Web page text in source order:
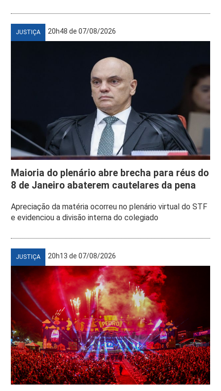
JUSTIÇA 20h48 de 07/08/2026
Maioria do plenário abre brecha para réus do
8 de Janeiro abaterem cautelares da pena
Apreciação da matéria ocorreu no plenário virtual do STF
e evidenciou a divisão interna do colegiado
JUSTIÇA 20h13 de 07/08/2026